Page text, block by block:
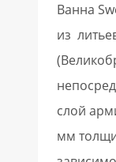
Ванна
из
слой
мм